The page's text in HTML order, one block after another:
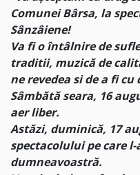
Comunei Bârsa, la
Sânzâiene!
Va fi o întâlnire de
traditii, muzică de
ne revedea si de a fi
Sâmbătă seara, 16
aer liber.
Astăzi, duminică, 17
spectacolului pe care
dumneavoastră.